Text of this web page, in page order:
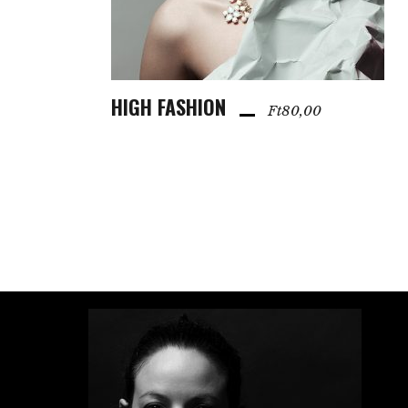
KOSÁRBA TESZEM
HIGH FASHION Ft80,00